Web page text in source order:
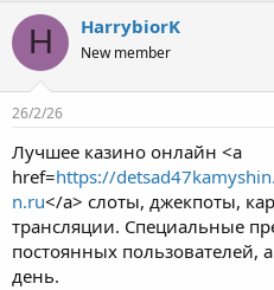
H HarrybiorK
New member
26/2/26
Лучшее казино онлайн <a
href=https://
n.ru</a> слоты, джекпоты,
трансляции. Специальные
постоянных
день.